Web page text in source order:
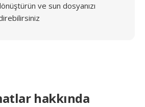
ve sun dosyanızı
hakkında